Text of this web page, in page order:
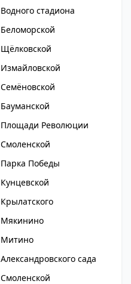
Водного стадиона
Беломорской
Щёлковской
Измайловской
Семёновской
Бауманской
Площади Революции
Смоленской
Парка Победы
Кунцевской
Крылатского
Мякинино
Митино
Александровского сада
Смоленской